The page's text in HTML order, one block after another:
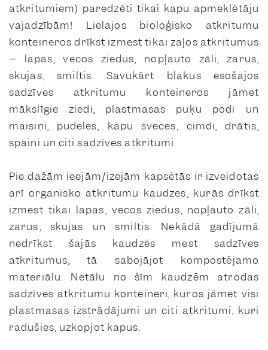
atkritumiem) paredzēti tikai kapu apmeklētāju
vajadzībām! Lielajos bioloģisko atkritumu
konteineros drīkst izmest tikai zaļos atkritumus
– lapas, vecos ziedus, nopļauto zāli, zarus,
skujas, smiltis. Savukārt blakus esošajos
sadzīves atkritumu konteineros jāmet
mākslīgie ziedi, plastmasas puķu podi un
maisiņi, pudeles, kapu sveces, cimdi, drātis,
spaiņi un citi sadzīves atkritumi.
Pie dažām ieejām/izejām kapsētās ir izveidotas
arī organisko atkritumu kaudzes, kurās drīkst
izmest tikai lapas, vecos ziedus, nopļauto zāli,
zarus, skujas un smiltis. Nekādā gadījumā
nedrīkst šajās kaudzēs mest sadzīves
atkritumus, tā sabojājot kompostējamo
materiālu. Netālu no šīm kaudzēm atrodas
sadzīves atkritumu konteineri, kuros jāmet visi
plastmasas izstrādājumi un citi atkritumi, kuri
radušies, uzkopjot kapus.